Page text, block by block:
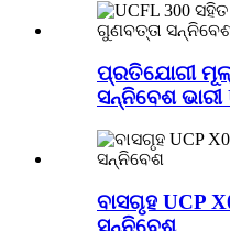
ପ୍ରତିଯୋଗୀ
ସନ୍ନିବେଶ ଭାରୀ
ବାସଗୃହ UCP
ସନ୍ନିବେଶ